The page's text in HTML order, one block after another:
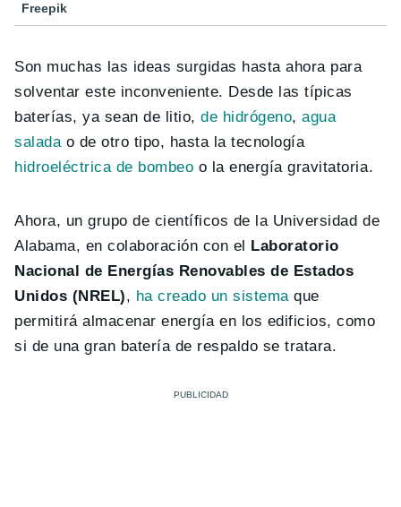
Freepik
Son muchas las ideas surgidas hasta ahora para
solventar este inconveniente. Desde las típicas
baterías, ya sean de litio,de hidrógeno,agua
salada o de otro tipo, hasta la tecnología
hidroeléctrica de bombeo o la energía gravitatoria.
Ahora, un grupo de científicos de la Universidad de
Alabama, en colaboración con el Laboratorio
Nacional de Energías Renovables de Estados
Unidos (NREL), ha creado un sistema que
permitirá almacenar energía en los edificios, como
si de una gran batería de respaldo se tratara.